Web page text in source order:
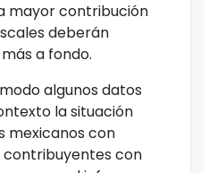
mayor contribución
deberán
a fondo.
algunos datos
la situación
mexicanos con
con